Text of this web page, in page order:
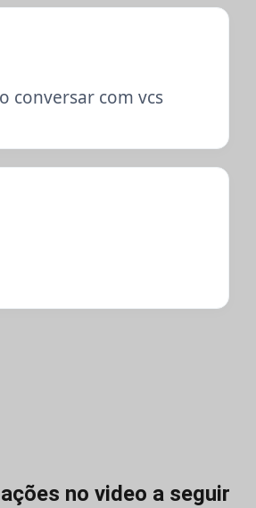
conversar com vcs
no video a seguir